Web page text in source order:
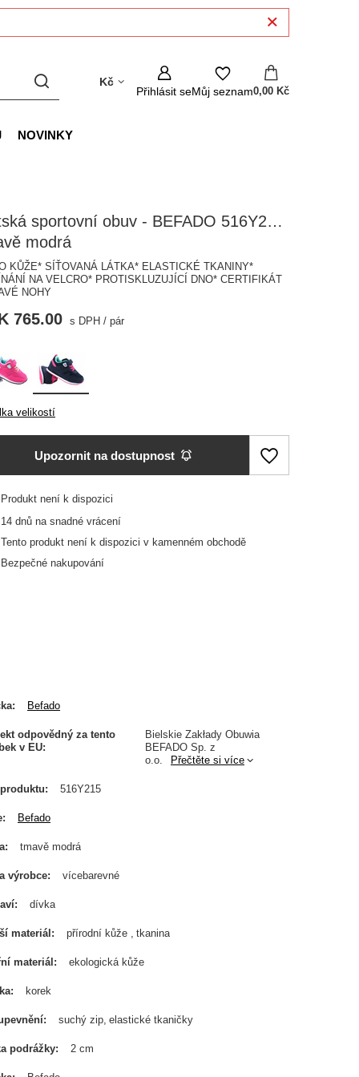
Kč
Přihlásit seMůj seznam0,00 Kč
NOVINKY
sportovní obuv - BEFADO 516Y215,
modrá
KŮŽE* SÍŤOVANÁ LÁTKA* ELASTICKÉ TKANINY*
NA VELCRO* PROTISKLUZUJÍCÍ DNO* CERTIFIKÁT
NOHY
velikostí
765.00 s DPH /pár
Upozornit na dostupnost
Produkt není k dispozici
14 dnů na snadné vrácení
Tento produkt není k dispozici v kamenném obchodě
Bezpečné nakupování
Befado
odpovědný za tento
v EU
Bielskie Zakłady Obuwia
BEFADO Sp. z
o.o.
Přečtěte si více
516Y215
Befado
tmavě modrá
výrobce vícebarevné
dívka
materiál přírodní kůže tkanina
materiál ekologická kůže
korek
suchý zip elastické tkaničky
podrážky 2 cm